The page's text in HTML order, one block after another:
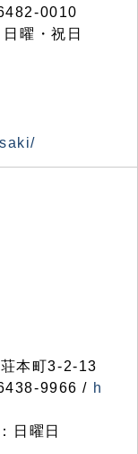
0010
曜・祝日
本町3-2-13
9966 / h
日曜日